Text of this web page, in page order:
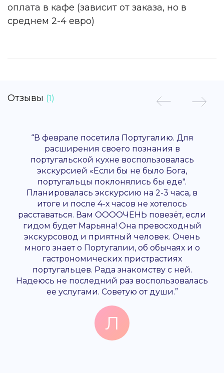
оплата в кафе (зависит от заказа, но в
среднем 2-4 евро)
Отзывы (1)
“В феврале посетила Португалию. Для
расширения своего познания в
португальской кухне воспользовалась
экскурсией «Если бы не было Бога,
португальцы поклонялись бы еде".
Планировалась экскурсию на 2-3 часа, в
итоге и после 4-х часов не хотелось
расставаться. Вам ООООЧЕНЬ повезёт, если
гидом будет Марьяна! Она превосходный
экскурсовод и приятный человек. Очень
много знает о Португалии, об обычаях и о
гастрономических пристрастиях
португальцев. Рада знакомству с ней.
Надеюсь не последний раз воспользовалась
ее услугами. Советую от души.”
Л